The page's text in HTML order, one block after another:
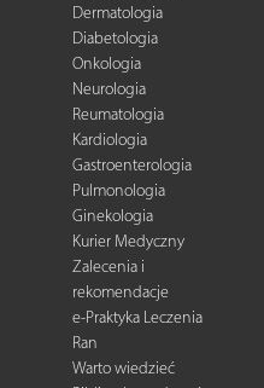
Dermatologia
Diabetologia
Onkologia
Neurologia
Reumatologia
Kardiologia
Gastroenterologia
Pulmonologia
Ginekologia
Kurier Medyczny
Zalecenia i
rekomendacje
e-Praktyka Leczenia
Ran
Warto wiedzieć